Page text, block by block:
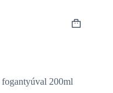
Shopping
fogantyúval 200ml